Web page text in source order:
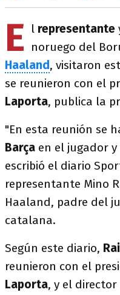
E l representante
noruego del
Haaland, visitaron
se reunieron con el
Laporta, publica la
"En esta reunión se
Barça en el jugador
escribió el diario
representante Mino
Haaland, padre del
catalana.
Según este diario,
reunieron con el
Laporta, y el